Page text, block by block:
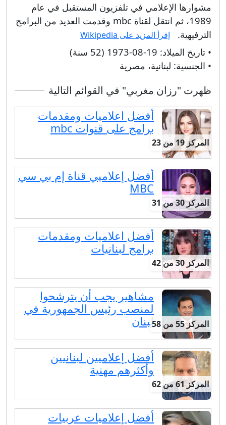
مشوارها الإعلامي في تلفزيون المستقبل في عام
1989، ثم انتقل لقناة mbc وقدمت العديد من البرامج
الترفيهية.
إقرأ المزيد على Wikipedia
• تاريخ الميلاد: 19-08-1973 (52 سنة)
• الجنسية: لبنانية، مصرية
ظهرت "رزان مغربي" في القوائم التالية
المركز 19 من 23
أفضل اعلاميات ومقدمات
برامج على قنوات mbc
المركز 30 من 31
أفضل إعلاميي قناة إم بي سي
MBC
المركز 30 من 42
أفضل اعلاميات ومقدمات
برامج لبنانيات
المركز 55 من 58
مشاهير يجب أن يترشحوا
لمنصب رئيس الجمهورية في
لبنان
المركز 61 من 62
أفضل إعلاميين لبنانيين
وأكثرهم مهنية
أفضل إعلاميات عربيات